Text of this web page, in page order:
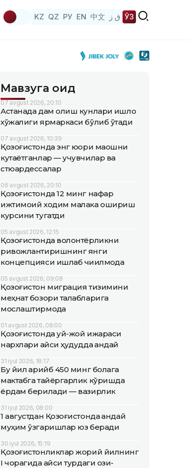
KZ QZ РУ EN 中文 ق ز ЎЗ
Мавзуга оид
07 avgust 2026, 20:10
Астанада дам олиш кунлари қишлоқ
хўжалиги ярмаркаси бўлиб ўтади
07 avgust 2026, 10:39
Қозоғистонда энг юқори маошни
кутаётганлар — учувчилар ва
стюардессалар
06 avgust 2026, 20:10
Қозоғистонда 12 минг нафар
ижтимоий ходим малака ошириш
курсини тугатди
05 avgust 2026, 12:15
Қозоғистонда волонтёрликни
ривожлантиришнинг янги
концепцияси ишлаб чиқилмоқда
05 avgust 2026, 09:08
Қозоғистон миграция тизимини
меҳнат бозори талабларига
мослаштирмоқда
01 avgust 2026, 08:00
Қозоғистонда уй-жой ижараси
нархлари қайси ҳудудда қандай
31 iyul 2026, 18:17
Бу йил қарийб 450 минг болага
мактабга тайёргарлик кўришда
ёрдам берилади — вазирлик
31 iyul 2026, 08:00
1 августдан Қозоғистонда қандай
муҳим ўзгаришлар юз беради
30 iyul 2026, 15:19
Қозоғистонликлар жорий йилнинг
I чорагида қайси турдаги озиқ-